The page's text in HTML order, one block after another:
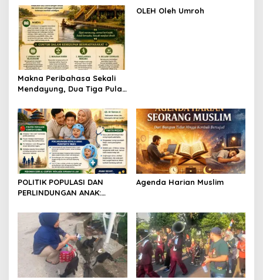
Makna Peribahasa Sekali
Mendayung, Dua Tiga Pulau
OLEH Oleh Umroh
POLITIK POPULASI DAN
PERLINDUNGAN ANAK:
MEDIS
Agenda Harian Muslim